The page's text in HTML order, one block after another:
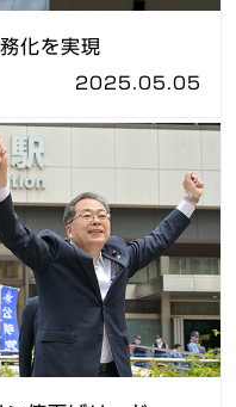
化を実現
2025.05.05